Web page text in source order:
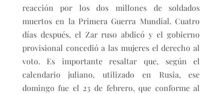
reacción por los dos millones de soldados
muertos en la Primera Guerra Mundial. Cuatro
días después, el Zar ruso abdicó y el gobierno
provisional concedió a las mujeres el derecho al
voto. Es importante resaltar que, según el
calendario juliano, utilizado en Rusia, ese
domingo fue el 23 de febrero, que conforme al